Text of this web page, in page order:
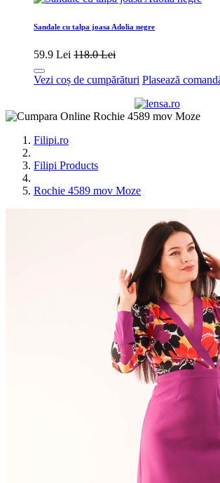
Sandale cu talpa joasa Adolia negre
59.9 Lei 118.0 Lei
Vezi coș de cumpărături Plasează
Filipi.ro
Filipi Products
Rochie 4589 mov Moze